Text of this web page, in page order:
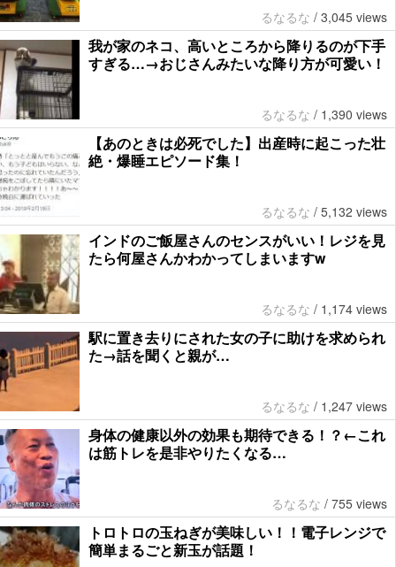
るなるな / 3,045 views
我が家のネコ、高いところから降りるのが下手
すぎる…→おじさんみたいな降り方が可愛い！
るなるな / 1,390 views
【あのときは必死でした】出産時に起こった壮
絶・爆睡エピソード集！
るなるな / 5,132 views
インドのご飯屋さんのセンスがいい！レジを見
たら何屋さんかわかってしまいますw
るなるな / 1,174 views
駅に置き去りにされた女の子に助けを求められ
た→話を聞くと親が…
るなるな / 1,247 views
身体の健康以外の効果も期待できる！？←これ
は筋トレを是非やりたくなる…
るなるな / 755 views
トロトロの玉ねぎが美味しい！！電子レンジで
簡単まるごと新玉が話題！